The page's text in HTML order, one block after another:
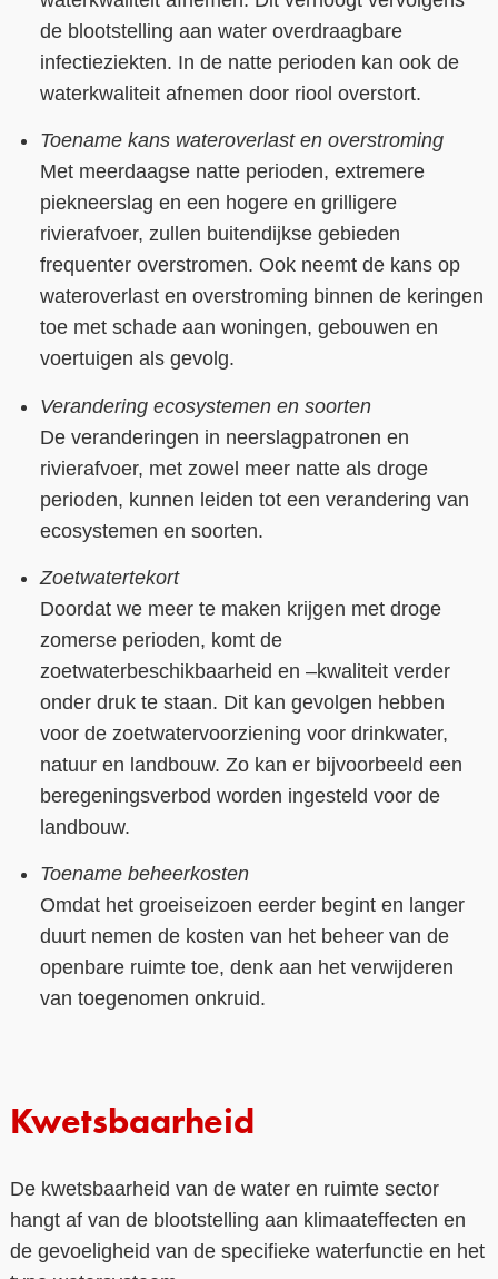
de blootstelling aan water overdraagbare
infectieziekten. In de natte perioden kan ook de
waterkwaliteit afnemen door riool overstort.
Toename kans wateroverlast en overstroming
Met meerdaagse natte perioden, extremere
piekneerslag en een hogere en grilligere
rivierafvoer, zullen buitendijkse gebieden
frequenter overstromen. Ook neemt de kans op
wateroverlast en overstroming binnen de keringen
toe met schade aan woningen, gebouwen en
voertuigen als gevolg.
Verandering ecosystemen en soorten
De veranderingen in neerslagpatronen en
rivierafvoer, met zowel meer natte als droge
perioden, kunnen leiden tot een verandering van
ecosystemen en soorten.
Zoetwatertekort
Doordat we meer te maken krijgen met droge
zomerse perioden, komt de
zoetwaterbeschikbaarheid en –kwaliteit verder
onder druk te staan. Dit kan gevolgen hebben
voor de zoetwatervoorziening voor drinkwater,
natuur en landbouw. Zo kan er bijvoorbeeld een
beregeningsverbod worden ingesteld voor de
landbouw.
Toename beheerkosten
Omdat het groeiseizoen eerder begint en langer
duurt nemen de kosten van het beheer van de
openbare ruimte toe, denk aan het verwijderen
van toegenomen onkruid.
Kwetsbaarheid
De kwetsbaarheid van de water en ruimte sector
hangt af van de blootstelling aan klimaateffecten en
de gevoeligheid van de specifieke waterfunctie en het